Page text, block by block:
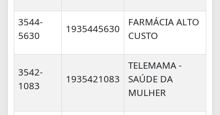
3544-
5630
1935445630
FARMÁCIA ALTO
CUSTO
3542-
1083
1935421083
TELEMAMA -
SAÚDE DA
MULHER